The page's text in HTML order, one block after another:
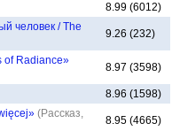
8.99 (6012)
человек / The
9.26 (232)
of Radiance»
8.97 (3598)
8.96 (1598)
(Рассказ,
8.95 (4665)